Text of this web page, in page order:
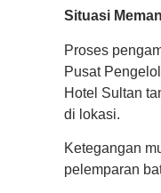
Situasi
Proses
Pusat
Hotel Sultan
di lokasi.
Ketegangan
pelemparan